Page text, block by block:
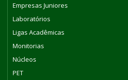
Empresas Juniores
Laboratórios
Ligas Acadêmicas
Monitorias
Núcleos
PET